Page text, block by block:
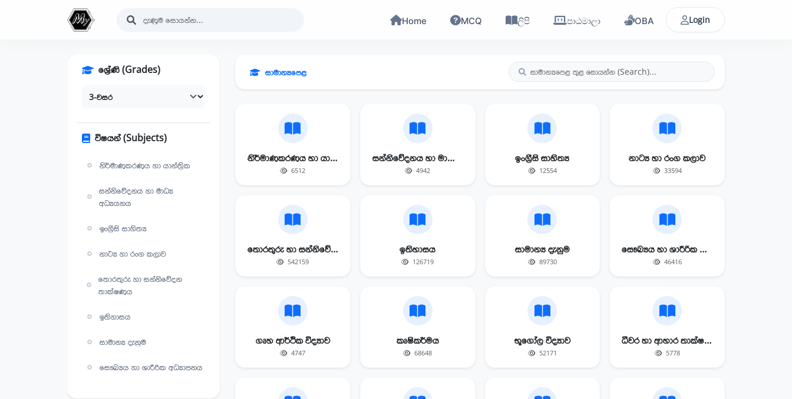
Home MCQ ලිපි පාඨමාලා OBA Login
ශ්‍රේණි (Grades)
විෂයන් (Subjects)
නිර්මාණකරණය හා යාන්ත්‍රික
සන්නිවේදනය හා මාධ්‍ය
අධ්‍යයනය
ඉංග්‍රීසි සාහිත්‍ය
නාට්‍ය හා රංග කලාව
තොරතුරු හා සන්නිවේදන
තාක්ෂණය
ඉතිහාසය
සාමාන්‍ය දැනුම
සෞඛ්‍යය හා ශාරීරික අධ්‍යාපනය
සාමාන්‍යපෙළ
නිර්මාණකරණය හා යාන්ත්‍රික
6512
සන්නිවේදනය හා මාධ්‍ය අධ්‍යයනය
4942
ඉංග්‍රීසි සාහිත්‍ය
12554
නාට්‍ය හා රංග කලාව
33594
තොරතුරු හා සන්නිවේදන තාක්ෂණය
542159
ඉතිහාසය
126719
සාමාන්‍ය දැනුම
89730
සෞඛ්‍යය හා ශාරීරික අධ්‍යාපනය
46416
ගෘහ ආර්ථික විද්‍යාව
4747
කෘෂිකර්මය
68648
භූගෝල විද්‍යාව
52171
ධීවර හා ආහාර තාක්ෂණය
5778